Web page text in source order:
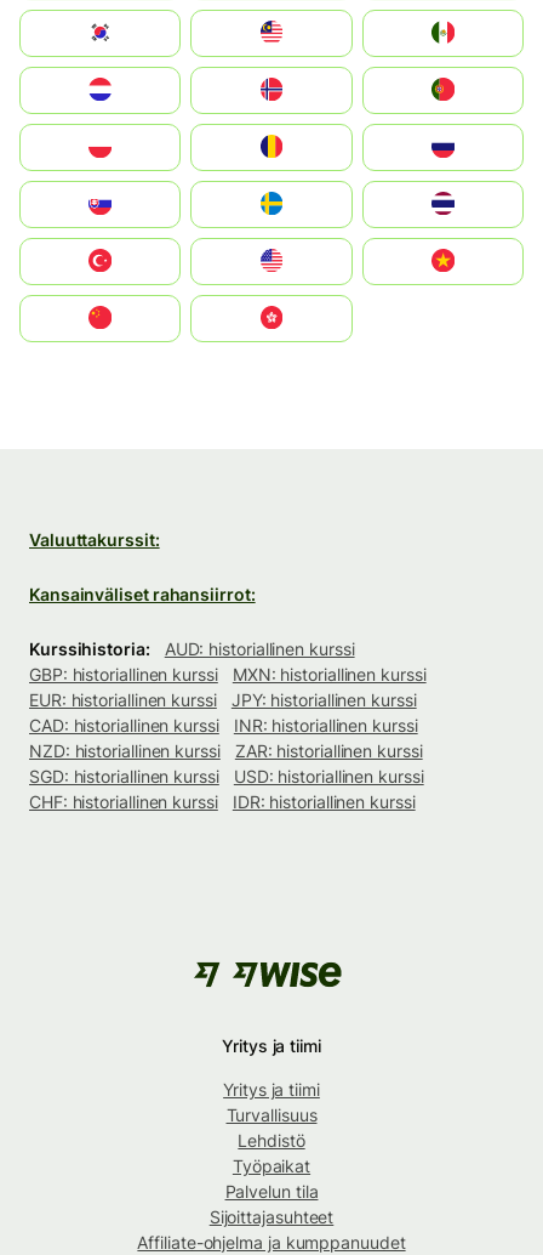
South Korea
United States
中國香港特別行政區
Valuuttakurssit:
Kansainväliset rahansiirrot:
Kurssihistoria:
AUD: historiallinen kurssi
GBP: historiallinen kurssi
MXN: historiallinen kurssi
EUR: historiallinen kurssi
JPY: historiallinen kurssi
CAD: historiallinen kurssi
INR: historiallinen kurssi
NZD: historiallinen kurssi
ZAR: historiallinen kurssi
SGD: historiallinen kurssi
USD: historiallinen kurssi
CHF: historiallinen kurssi
IDR: historiallinen kurssi
Yritys ja tiimi
Yritys ja tiimi
Turvallisuus
Lehdistö
Työpaikat
Palvelun tila
Sijoittajasuhteet
Affiliate-ohjelma ja kumppanuudet